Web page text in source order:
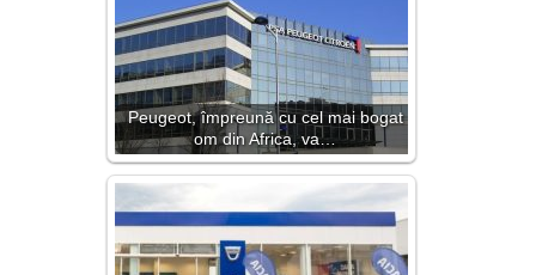
Peugeot, împreună cu cel mai bogat
om din Africa, va…